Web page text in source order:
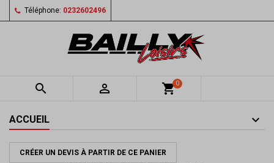
Téléphone: 0232602496
  shopping_cart0
ACCUEIL
CRÉER UN DEVIS À PARTIR DE CE PANIER